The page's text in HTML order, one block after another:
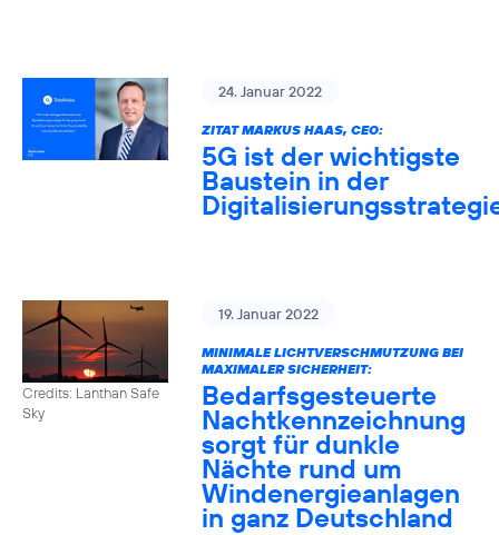
24. Januar 2022
ZITAT MARKUS HAAS, CEO:
5G ist der wichtigste
Baustein in der
Credits: Lanthan Safe
Sky
19. Januar 2022
MINIMALE LICHTVERSCHMUTZUNG BEI
MAXIMALER SICHERHEIT:
Bedarfsgesteuerte
Nachtkennzeichnung
sorgt für dunkle
Nächte rund um
Windenergieanlagen
in ganz Deutschland